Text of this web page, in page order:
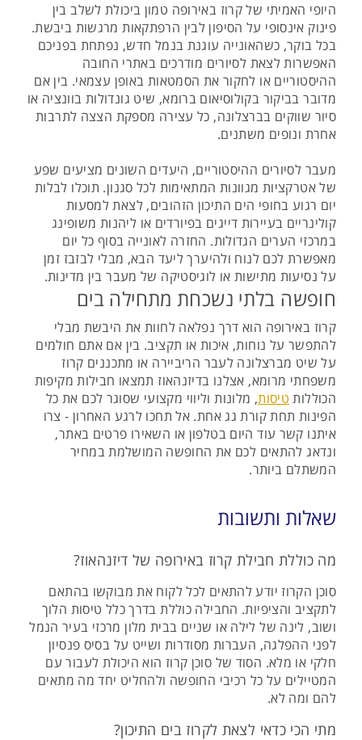
היופי האמיתי של קרוז באירופה טמון ביכולת לשלב בין
פינוק אינסופי על הסיפון לבין הרפתקאות מרגשות ביבשת.
בכל בוקר, כשהאונייה עוגנת בנמל חדש, נפתחת בפניכם
האפשרות לצאת לסיורים מודרכים באתרי החובה
ההיסטוריים או לחקור את הסמטאות באופן עצמאי. בין אם
מדובר בביקור בקולוסיאום ברומא, שיט גונדולות בוונציה או
סיור שווקים בברצלונה, כל עצירה מספקת הצצה לתרבות
אחרת ונופים משתנים.
מעבר לסיורים ההיסטוריים, היעדים השונים מציעים שפע
של אטרקציות מגוונות המתאימות לכל סגנון. תוכלו לבלות
יום רגוע בחופי הים התיכון הזהובים, לצאת למסעות
קולינריים בעיירות דייגים בפיורדים או ליהנות משופינג
במרכזי הערים הגדולות. החזרה לאונייה בסוף כל יום
מאפשרת לכם לנוח ולהיערך ליעד הבא, מבלי לבזבז זמן
על נסיעות מתישות או לוגיסטיקה של מעבר בין מדינות.
חופשה בלתי נשכחת מתחילה בים
קרוז באירופה הוא דרך נפלאה לחוות את היבשת מבלי
להתפשר על נוחות, איכות או תקציב. בין אם אתם חולמים
על שיט מברצלונה לעבר הריביירה או מתכננים קרוז
משפחתי מרומא, אצלנו בדיזנהאוז תמצאו חבילות מקיפות
הכוללות טיסות, מלונות וליווי מקצועי שסוגר לכם את כל
הפינות תחת קורת גג אחת. אל תחכו לרגע האחרון - צרו
איתנו קשר עוד היום בטלפון או השאירו פרטים באתר,
ונדאג להתאים לכם את החופשה המושלמת במחיר
המשתלם ביותר.
שאלות ותשובות
מה כוללת חבילת קרוז באירופה של דיזנהאוז?
סוכן הקרוז יודע להתאים לכל לקוח את מבוקשו בהתאם
לתקציב והציפיות. החבילה כוללת בדרך כלל טיסות הלוך
ושוב, לינה של לילה או שניים בבית מלון מרכזי בעיר הנמל
לפני ההפלגה, העברות מסודרות ושייט על בסיס פנסיון
חלקי או מלא. הסוד של סוכן קרוז הוא היכולת לעבור עם
המטיילים על כל רכיבי החופשה ולהחליט יחד מה מתאים
להם ומה לא.
מתי הכי כדאי לצאת לקרוז בים התיכון?